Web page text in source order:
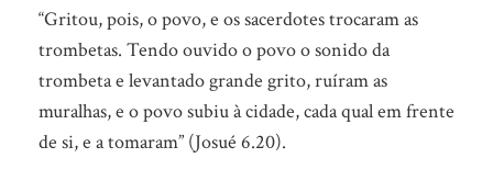
“Gritou, pois, o povo, e os sacerdotes trocaram as
trombetas. Tendo ouvido o povo o sonido da
trombeta e levantado grande grito, ruíram as
muralhas, e o povo subiu à cidade, cada qual em frente
de si, e a tomaram” (Josué 6.20).